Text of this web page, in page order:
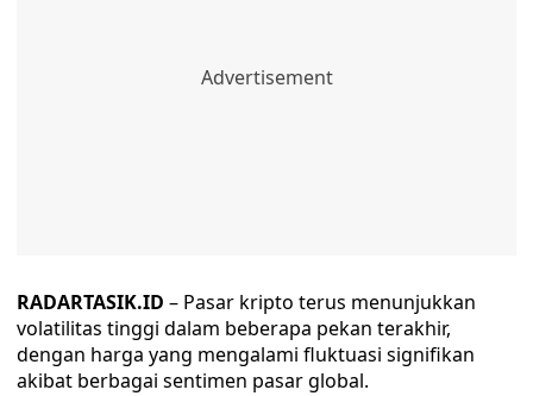
RADARTASIK.ID – Pasar kripto terus menunjukkan
volatilitas tinggi dalam beberapa pekan terakhir,
dengan harga yang mengalami fluktuasi signifikan
akibat berbagai sentimen pasar global.